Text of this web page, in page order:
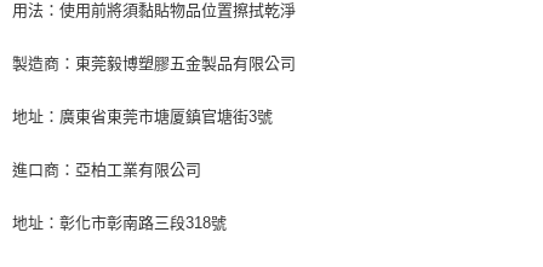
用法：使用前將須黏貼物品位置擦拭乾淨
製造商：東莞毅博塑膠五金製品有限公司
地址：廣東省東莞市塘厦鎮官塘街3號
進口商：亞柏工業有限公司
地址：彰化市彰南路三段318號